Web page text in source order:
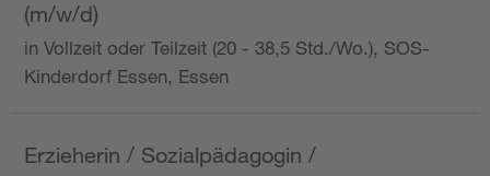
(m/w/d)
in Vollzeit oder Teilzeit (20 - 38,5 Std./Wo.), SOS-
Kinderdorf Essen, Essen
Erzieherin / Sozialpädagogin /